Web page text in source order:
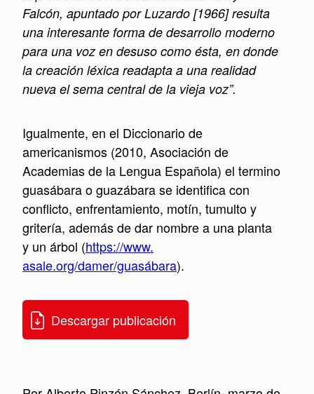
Falcón, apuntado por Luzardo [1966] resulta
una interesante forma de desarrollo moderno
para una voz en desuso como ésta, en donde
la creación léxica readapta a una realidad
nueva el sema central de la vieja voz”.
Igualmente, en el Diccionario de
americanismos (2010, Asociación de
Academias de la Lengua Española) el termino
guasábara o guazábara se identifica con
conflicto, enfrentamiento, motín, tumulto y
gritería, además de dar nombre a una planta
y un árbol (https://www.
asale.org/damer/guasábara).
Descargar publicación